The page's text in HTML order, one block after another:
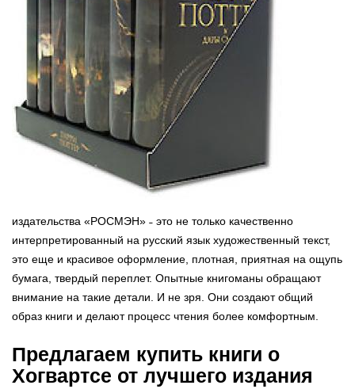
издательства «РОСМЭН» ˗ это не только качественно
интерпретированный на русский язык художественный текст,
это еще и красивое оформление, плотная, приятная на ощупь
бумага, твердый переплет. Опытные книгоманы обращают
внимание на такие детали. И не зря. Они создают общий
образ книги и делают процесс чтения более комфортным.
Предлагаем купить книги о
Хогвартсе от лучшего издания